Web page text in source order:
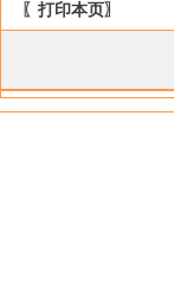
〖打印本页〗